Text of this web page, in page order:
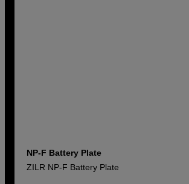
NP-F Battery Plate
ZILR NP-F Battery Plate